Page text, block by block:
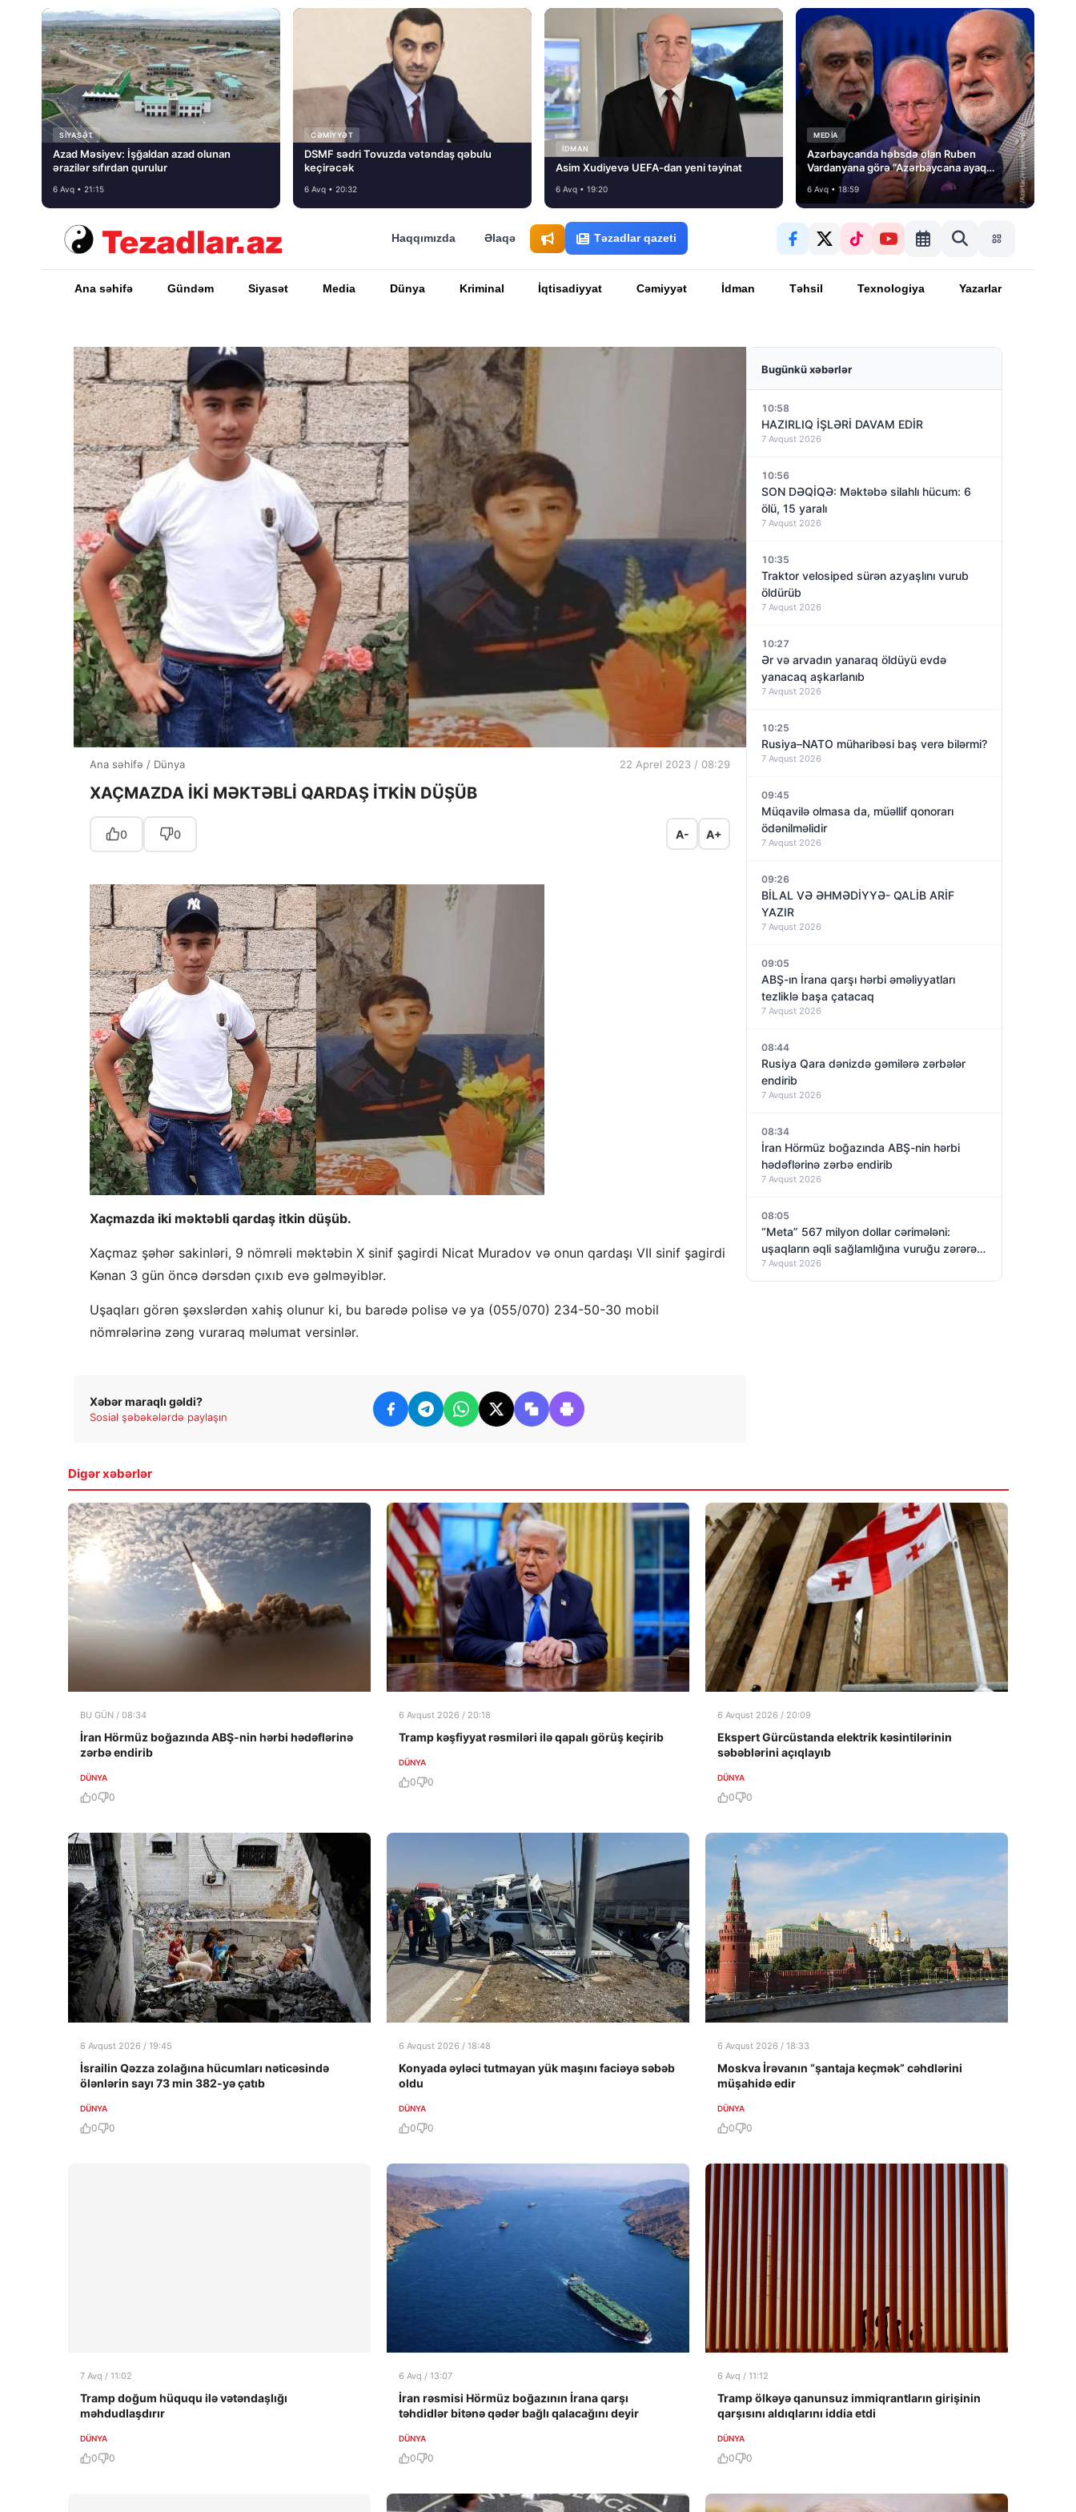
SIYASƏT
Azad Məsiyev: İşğaldan azad olunan
ərazilər sıfırdan qurulur
6 Avq • 21:15
CƏMIYYƏT
DSMF sədri Tovuzda vətəndaş qəbulu
keçirəcək
6 Avq • 20:32
İDMAN
Asim Xudiyevə UEFA-dan yeni təyinat
6 Avq • 19:20
MEDİA
Azərbaycanda həbsdə olan Ruben
Vardanyana görə “Azərbaycana ayaq
basmayacağını” dedi və…
6 Avq • 18:59
Haqqımızda Əlaqə Təzadlar qazeti
Ana səhifə Gündəm Siyasət Media Dünya Kriminal İqtisadiyyat Cəmiyyət İdman Təhsil Texnologiya Yazarlar
Ana səhifə / Dünya 22 Aprel 2023 / 08:29
XAÇMAZDA İKİ MƏKTƏBLİ QARDAŞ İTKİN DÜŞÜB
0 0 A- A+
Xaçmazda iki məktəbli qardaş itkin düşüb.
Xaçmaz şəhər sakinləri, 9 nömrəli məktəbin X sinif şagirdi Nicat Muradov və onun qardaşı VII sinif şagirdi
Kənan 3 gün öncə dərsdən çıxıb evə gəlməyiblər.
Uşaqları görən şəxslərdən xahiş olunur ki, bu barədə polisə və ya (055/070) 234-50-30 mobil
nömrələrinə zəng vuraraq məlumat versinlər.
Xəbər maraqlı gəldi?
Sosial şəbəkələrdə paylaşın
Bugünkü xəbərlər
10:58
HAZIRLIQ İŞLƏRİ DAVAM EDİR
7 Avqust 2026
10:56
SON DƏQİQƏ: Məktəbə silahlı hücum: 6
ölü, 15 yaralı
7 Avqust 2026
10:35
Traktor velosiped sürən azyaşlını vurub
öldürüb
7 Avqust 2026
10:27
Ər və arvadın yanaraq öldüyü evdə
yanacaq aşkarlanıb
7 Avqust 2026
10:25
Rusiya–NATO müharibəsi baş verə bilərmi?
7 Avqust 2026
09:45
Müqavilə olmasa da, müəllif qonorarı
ödənilməlidir
7 Avqust 2026
09:26
BİLAL VƏ ƏHMƏDİYYƏ- QALİB ARİF
YAZIR
7 Avqust 2026
09:05
ABŞ-ın İrana qarşı hərbi əməliyyatları
tezliklə başa çatacaq
7 Avqust 2026
08:44
Rusiya Qara dənizdə gəmilərə zərbələr
endirib
7 Avqust 2026
08:34
İran Hörmüz boğazında ABŞ-nin hərbi
hədəflərinə zərbə endirib
7 Avqust 2026
08:05
“Meta” 567 milyon dollar cərimələni:
uşaqların əqli sağlamlığına vuruğu zərərə
görə!
7 Avqust 2026
Digər xəbərlər
BU GÜN / 08:34
İran Hörmüz boğazında ABŞ-nin hərbi hədəflərinə
zərbə endirib
DÜNYA
0 0
6 Avqust 2026 / 20:18
Tramp kəşfiyyat rəsmiləri ilə qapalı görüş keçirib
DÜNYA
0 0
6 Avqust 2026 / 20:09
Ekspert Gürcüstanda elektrik kəsintilərinin
səbəblərini açıqlayıb
DÜNYA
0 0
6 Avqust 2026 / 19:45
İsrailin Qəzza zolağına hücumları nəticəsində
ölənlərin sayı 73 min 382-yə çatıb
DÜNYA
0 0
6 Avqust 2026 / 18:48
Konyada əyləci tutmayan yük maşını faciəyə səbəb
oldu
DÜNYA
0 0
6 Avqust 2026 / 18:33
Moskva İrəvanın “şantaja keçmək” cəhdlərini
müşahidə edir
DÜNYA
0 0
7 Avq / 11:02
Tramp doğum hüququ ilə vətəndaşlığı
məhdudlaşdırır
DÜNYA
0 0
6 Avq / 13:07
İran rəsmisi Hörmüz boğazının İrana qarşı
təhdidlər bitənə qədər bağlı qalacağını deyir
DÜNYA
0 0
6 Avq / 11:12
Tramp ölkəyə qanunsuz immiqrantların girişinin
qarşısını aldıqlarını iddia etdi
DÜNYA
0 0